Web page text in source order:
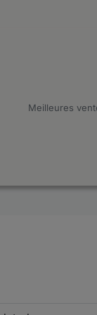
Meilleures